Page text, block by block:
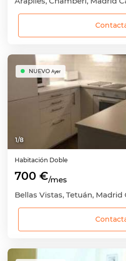
1/8
NUEVO Ayer
Habitación Doble
700 €/mes
Bellas Vistas, Tetuán, Madrid